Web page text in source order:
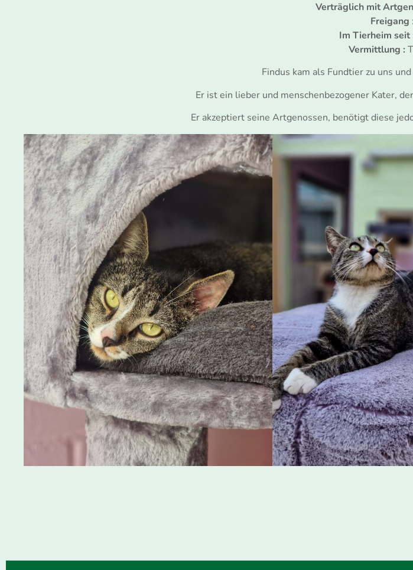
Verträglich mit
Freigang
Im Tierheim seit
Vermittlung :
Findus kam als Fundtier zu uns
Er ist ein lieber und menschenbezogener Kater,
Er akzeptiert seine Artgenossen, benötigt diese